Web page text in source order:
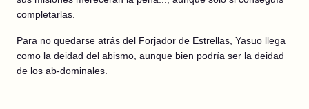
completarlas.
Para no quedarse atrás del Forjador de Estrellas, Yasuo llega
como la deidad del abismo, aunque bien podría ser la deidad
de los ab-dominales.